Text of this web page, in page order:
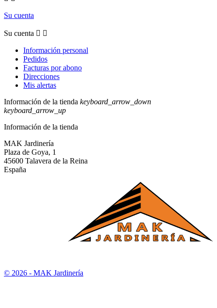
Su cuenta
Su cuenta  
Información personal
Pedidos
Facturas por abono
Direcciones
Mis alertas
Información de la tienda keyboard_arrow_down
keyboard_arrow_up
Información de la tienda
MAK Jardinería
Plaza de Goya, 1
45600 Talavera de la Reina
España
© 2026 - MAK Jardinería